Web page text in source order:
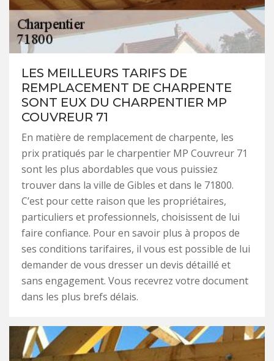
LES MEILLEURS TARIFS DE
REMPLACEMENT DE CHARPENTE
SONT EUX DU CHARPENTIER MP
COUVREUR 71
En matière de remplacement de charpente, les
prix pratiqués par le charpentier MP Couvreur 71
sont les plus abordables que vous puissiez
trouver dans la ville de Gibles et dans le 71800.
C’est pour cette raison que les propriétaires,
particuliers et professionnels, choisissent de lui
faire confiance. Pour en savoir plus à propos de
ses conditions tarifaires, il vous est possible de lui
demander de vous dresser un devis détaillé et
sans engagement. Vous recevrez votre document
dans les plus brefs délais.